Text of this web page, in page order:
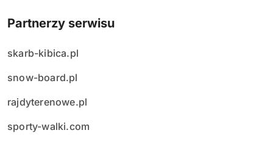
Partnerzy serwisu
skarb-kibica.pl
snow-board.pl
rajdyterenowe.pl
sporty-walki.com